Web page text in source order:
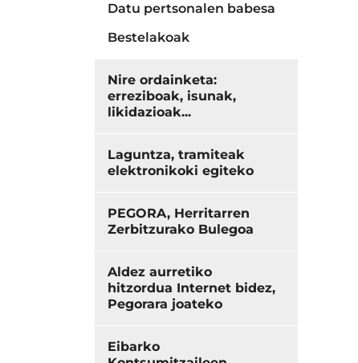
Datu pertsonalen babesa
Bestelakoak
Nire ordainketa:
erreziboak, isunak,
likidazioak...
Laguntza, tramiteak
elektronikoki egiteko
PEGORA, Herritarren
Zerbitzurako Bulegoa
Aldez aurretiko
hitzordua Internet bidez,
Pegorara joateko
Eibarko